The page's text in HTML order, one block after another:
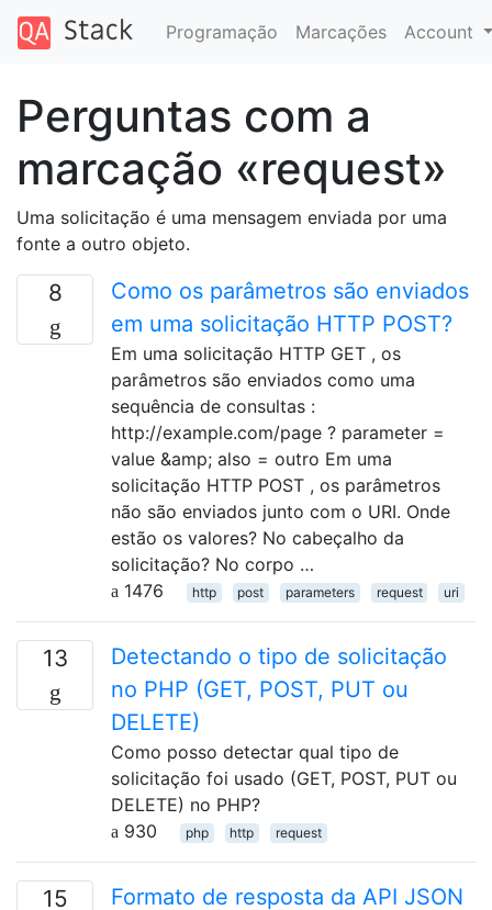
Programação Marcações Account
Perguntas com a
marcação «request»
Uma solicitação é uma mensagem enviada por uma
fonte a outro objeto.
8
Como os parâmetros são enviados
em uma solicitação HTTP POST?
Em uma solicitação HTTP GET , os
parâmetros são enviados como uma
sequência de consultas :
http://example.com/page ? parameter =
value &amp; also = outro Em uma
solicitação HTTP POST , os parâmetros
não são enviados junto com o URI. Onde
estão os valores? No cabeçalho da
solicitação? No corpo …
1476
http post parameters request uri
13
Detectando o tipo de solicitação
no PHP (GET, POST, PUT ou
DELETE)
Como posso detectar qual tipo de
solicitação foi usado (GET, POST, PUT ou
DELETE) no PHP?
930
php http request
15
Formato de resposta da API JSON